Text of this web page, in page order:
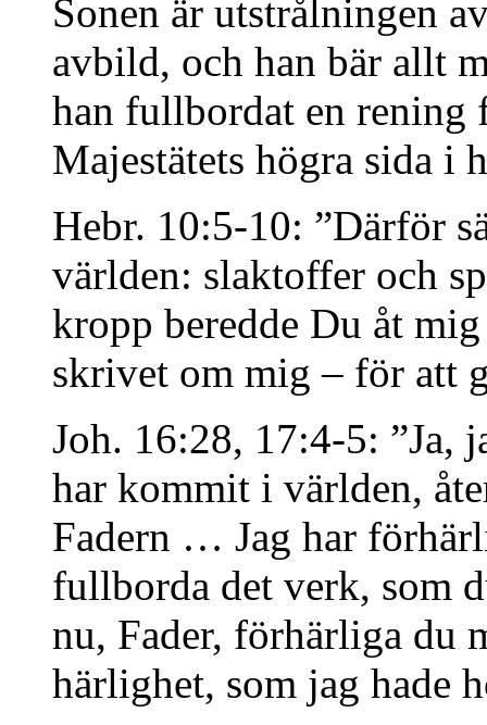
Sonen är utstrålningen
avbild, och han bär allt
han fullbordat en rening
Majestätets högra sida i
Hebr. 10:5-10: ”Därför
världen: slaktoffer och
kropp beredde Du åt
skrivet om mig – för att
Joh. 16:28, 17:4-5: ”Ja,
har kommit i världen,
Fadern … Jag har
fullborda det verk, som
nu, Fader, förhärliga du
härlighet, som jag hade